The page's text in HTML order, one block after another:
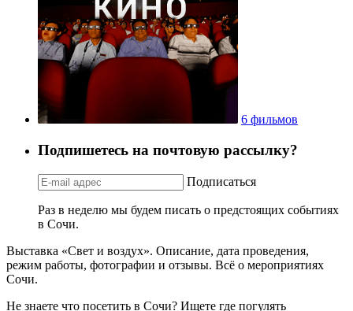
6 фильмов
Подпишетесь на почтовую рассылку?
Подписаться
Раз в неделю мы будем писать о предстоящих событиях
в Сочи.
Выставка «Свет и воздух». Описание, дата проведения,
режим работы, фотографии и отзывы. Всё о мероприятиях
Сочи.
Не знаете что посетить в Сочи? Ищете где погулять